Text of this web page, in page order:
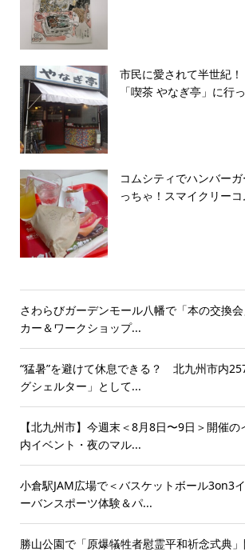
市民に愛されて半世紀
「喫茶 やなぎ亭」に行
コムシティでハンバー
っちゃ！スマイクリー
さわらびガーデンモール八幡で「本の交換
カー＆ワークショップ...
“猛暑”を避けて休息できる？ 北九州市内
グシェルター」として...
【北九州市】今週末＜8月8日〜9日＞開催
内イベント・夜のマル...
小倉駅JAM広場で＜バスケットボール3on3
ーバンスポーツ体験＆パ...
勝山公園で「原爆犠牲者慰霊平和祈念式典